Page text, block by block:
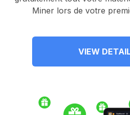
Miner lors de votre
VIEW